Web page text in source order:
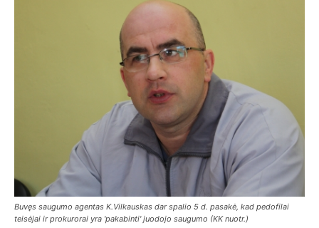
Buvęs saugumo agentas K.Vilkauskas dar spalio 5 d. pasakė, kad pedofilai
teisėjai ir prokurorai yra 'pakabinti' juodojo saugumo (KK nuotr.)